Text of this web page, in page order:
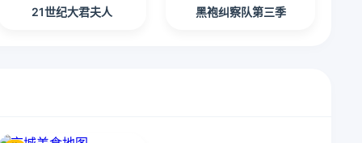
21世纪大君夫人 黑袍纠察队第三季